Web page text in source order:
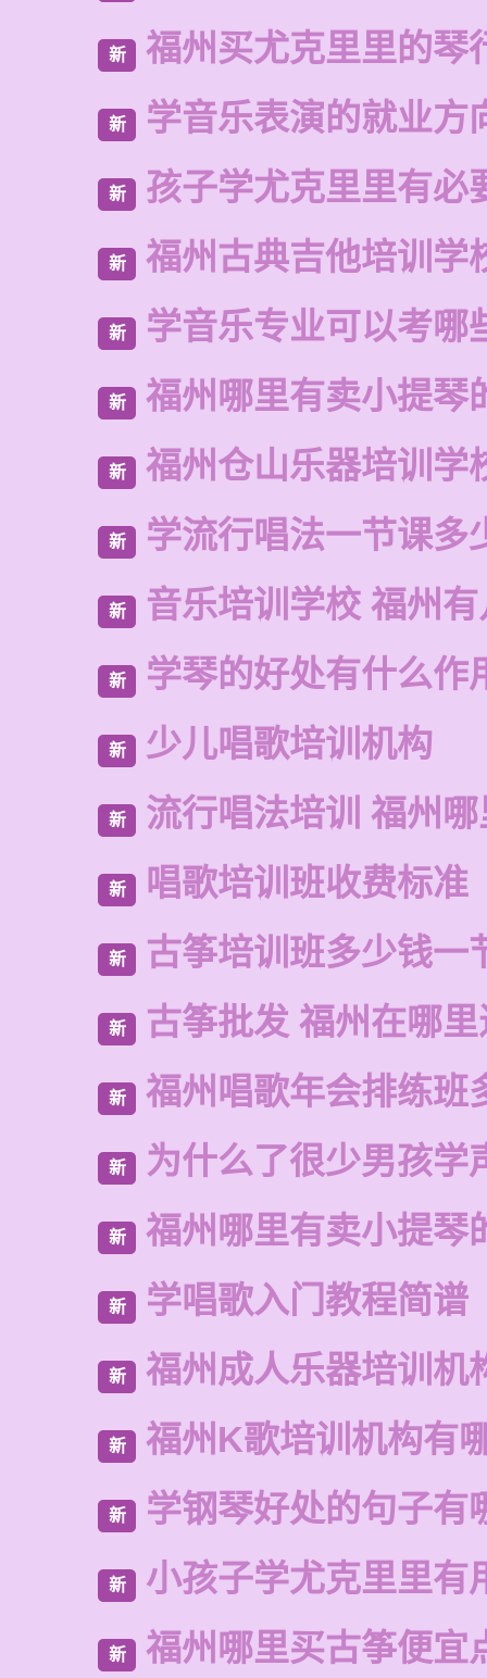
新 福州买尤克里里的琴
新 学音乐表演的就业方
新 孩子学尤克里里有必
新 福州古典吉他培训学
新 学音乐专业可以考哪
新 福州哪里有卖小提琴
新 福州仓山乐器培训学
新 学流行唱法一节课多
新 音乐培训学校 福州
新 学琴的好处有什么作
新 少儿唱歌培训机构
新 流行唱法培训 福州
新 唱歌培训班收费标准
新 古筝培训班多少钱一
新 古筝批发 福州在哪
新 福州唱歌年会排练班
新 为什么了很少男孩学
新 福州哪里有卖小提琴
新 学唱歌入门教程简谱
新 福州成人乐器培训机
新 福州K歌培训机构有
新 学钢琴好处的句子有
新 小孩子学尤克里里有
新 福州哪里买古筝便宜